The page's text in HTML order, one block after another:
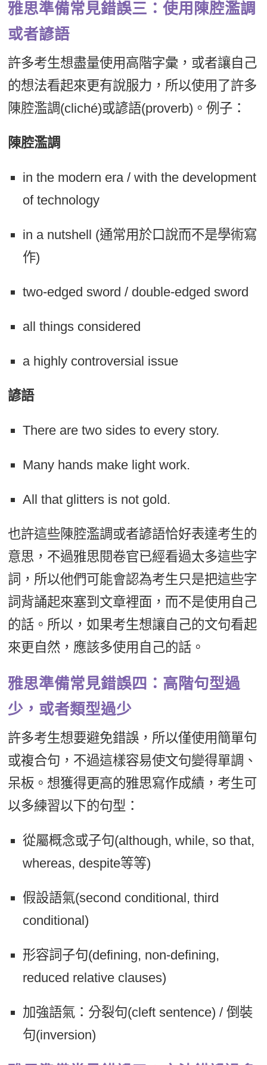
雅思準備常見錯誤三：使用陳腔濫調
或者諺語
許多考生想盡量使用高階字彙，或者讓自己
的想法看起來更有說服力，所以使用了許多
陳腔濫調(cliché)或諺語(proverb)。例子：
陳腔濫調
in the modern era / with the development
of technology
in a nutshell (通常用於口說而不是學術寫
作)
two-edged sword / double-edged sword
all things considered
a highly controversial issue
諺語
There are two sides to every story.
Many hands make light work.
All that glitters is not gold.
也許這些陳腔濫調或者諺語恰好表達考生的
意思，不過雅思閱卷官已經看過太多這些字
詞，所以他們可能會認為考生只是把這些字
詞背誦起來塞到文章裡面，而不是使用自己
的話。所以，如果考生想讓自己的文句看起
來更自然，應該多使用自己的話。
雅思準備常見錯誤四：高階句型過
少，或者類型過少
許多考生想要避免錯誤，所以僅使用簡單句
或複合句，不過這樣容易使文句變得單調、
呆板。想獲得更高的雅思寫作成績，考生可
以多練習以下的句型：
從屬概念或子句(although, while, so that,
whereas, despite等等)
假設語氣(second conditional, third
conditional)
形容詞子句(defining, non-defining,
reduced relative clauses)
加強語氣：分裂句(cleft sentence) / 倒裝
句(inversion)